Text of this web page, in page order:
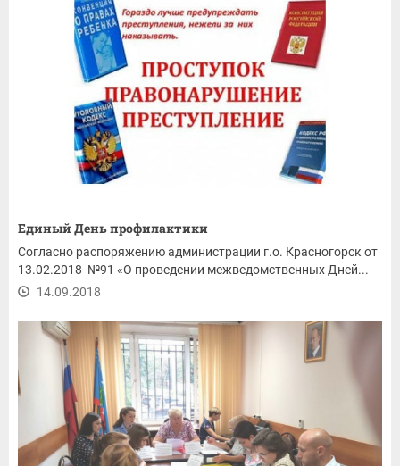
Единый День профилактики
Согласно распоряжению администрации г.о. Красногорск от
13.02.2018 №91 «О проведении межведомственных Дней...
14.09.2018